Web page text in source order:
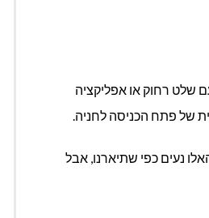
שלט רחוק או אפליקציה
של פתח הכניסה לחניה.
נעים כפי שתיארנו, אבל